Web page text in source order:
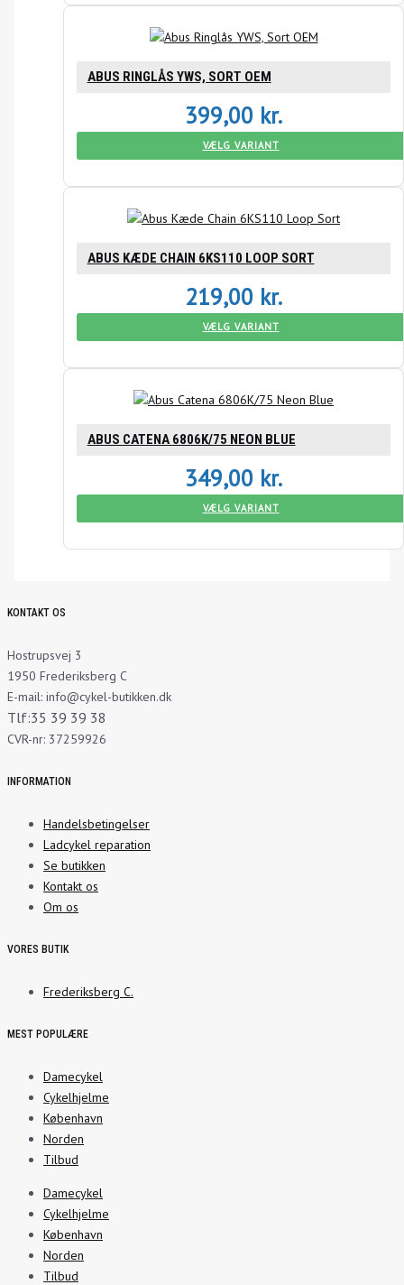
ABUS RINGLÅS YWS, SORT OEM
399,00 kr.
VÆLG VARIANT
ABUS KÆDE CHAIN 6KS110 LOOP SORT
219,00 kr.
VÆLG VARIANT
ABUS CATENA 6806K/75 NEON BLUE
349,00 kr.
VÆLG VARIANT
KONTAKT OS
Hostrupsvej 3
1950 Frederiksberg C
E-mail: info@cykel-butikken.dk
Tlf:35 39 39 38
CVR-nr: 37259926
INFORMATION
Handelsbetingelser
Ladcykel reparation
Se butikken
Kontakt os
Om os
VORES BUTIK
Frederiksberg C.
MEST POPULÆRE
Damecykel
Cykelhjelme
København
Norden
Tilbud
Damecykel
Cykelhjelme
København
Norden
Tilbud